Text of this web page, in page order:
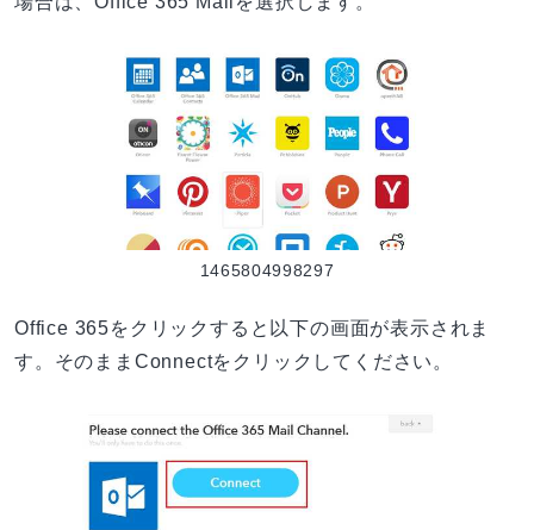
1465804998297
Office 365をクリックすると以下の画面が表示されま
す。そのままConnectをクリックしてください。